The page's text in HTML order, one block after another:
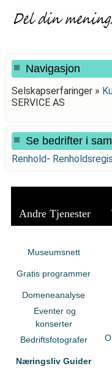
Navigasjon
Selskapserfaringer »
SERVICE AS
Se bedrifter i
Renhold-
Andre Tjenester
Museumsnett
Gratis programmer
Domeneanalyse
Eventer og
konserter
Bedriftsfotografer
Næringsliv Guider